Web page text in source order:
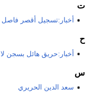
ت
أخبار:تسجيل أقصر فاصل
ح
أخبار:حريق هائل بسجن
س
سعد الدين الحريري